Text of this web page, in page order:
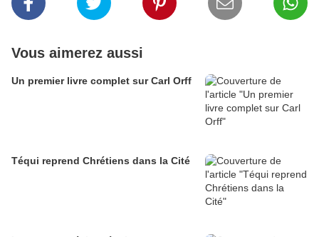
Vous aimerez aussi
Un premier livre complet sur Carl Orff
Téqui reprend Chrétiens dans la Cité